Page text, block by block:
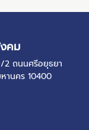
คม
2 ถนนศรีอยุธยา
านคร 10400